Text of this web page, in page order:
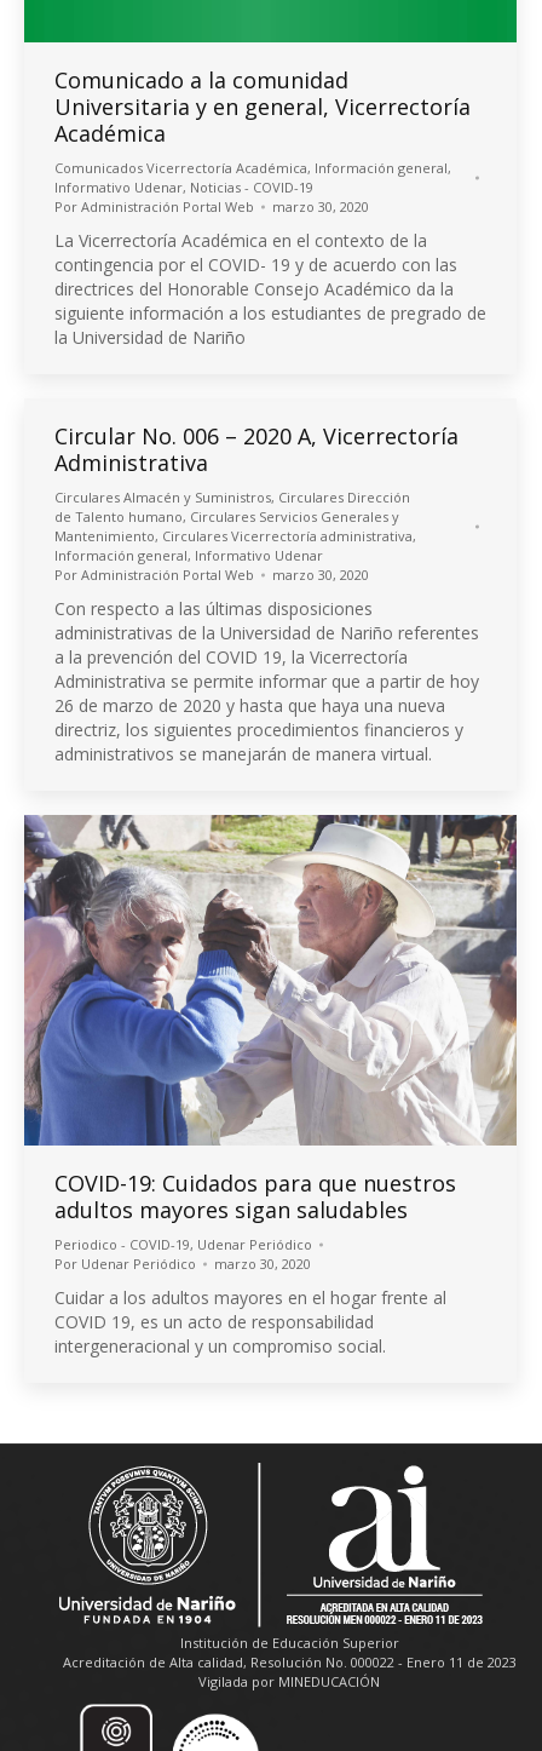
Comunicado a la comunidad
Universitaria y en general, Vicerrectoría
Académica
Comunicados Vicerrectoría Académica, Información general,
Informativo Udenar, Noticias - COVID-19
Por Administración Portal Web marzo 30, 2020
La Vicerrectoría Académica en el contexto de la
contingencia por el COVID- 19 y de acuerdo con las
directrices del Honorable Consejo Académico da la
siguiente información a los estudiantes de pregrado de
la Universidad de Nariño
Circular No. 006 – 2020 A, Vicerrectoría
Administrativa
Circulares Almacén y Suministros, Circulares Dirección
de Talento humano, Circulares Servicios Generales y
Mantenimiento, Circulares Vicerrectoría administrativa,
Información general, Informativo Udenar
Por Administración Portal Web marzo 30, 2020
Con respecto a las últimas disposiciones
administrativas de la Universidad de Nariño referentes
a la prevención del COVID 19, la Vicerrectoría
Administrativa se permite informar que a partir de hoy
26 de marzo de 2020 y hasta que haya una nueva
directriz, los siguientes procedimientos financieros y
administrativos se manejarán de manera virtual.
COVID-19: Cuidados para que nuestros
adultos mayores sigan saludables
Periodico - COVID-19, Udenar Periódico
Por Udenar Periódico marzo 30, 2020
Cuidar a los adultos mayores en el hogar frente al
COVID 19, es un acto de responsabilidad
intergeneracional y un compromiso social.
Institución de Educación Superior
Acreditación de Alta calidad, Resolución No. 000022 - Enero 11 de 2023
Vigilada por MINEDUCACIÓN